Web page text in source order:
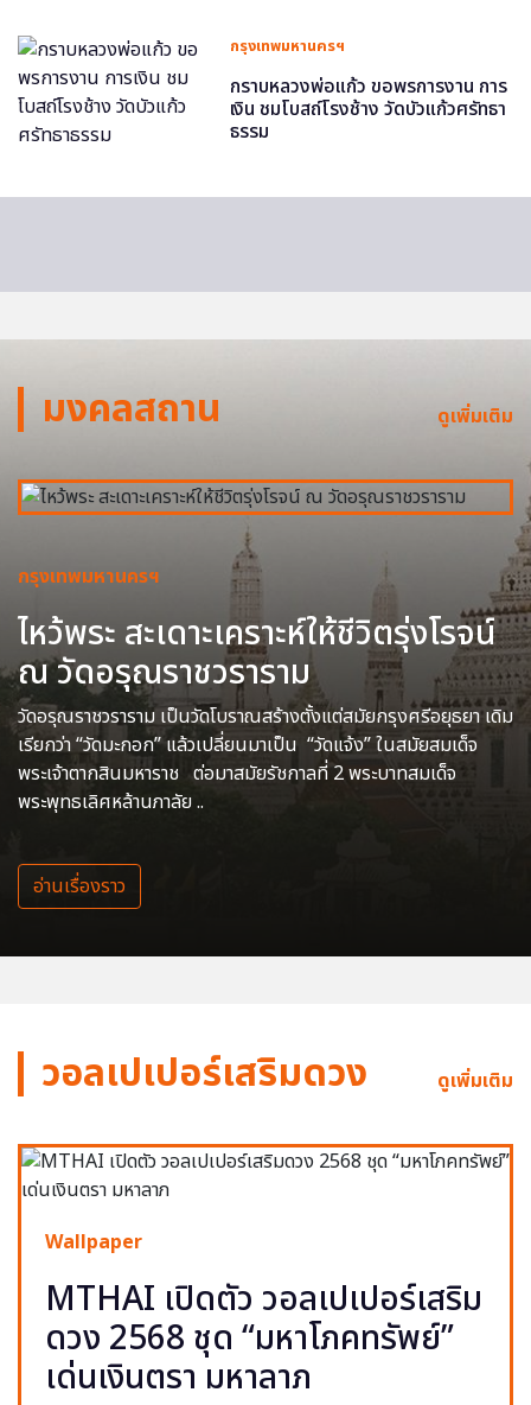
กรุงเทพมหานครฯ
กราบหลวงพ่อแก้ว ขอพรการงาน การ
เงิน ชมโบสถ์โรงช้าง วัดบัวแก้วศรัทธา
ธรรม
มงคลสถาน ดูเพิ่มเติม
กรุงเทพมหานครฯ
ไหว้พระ สะเดาะเคราะห์ให้ชีวิตรุ่งโรจน์
ณ วัดอรุณราชวราราม
วัดอรุณราชวราราม เป็นวัดโบราณสร้างตั้งแต่สมัยกรุงศรีอยุธยา เดิม
เรียกว่า “วัดมะกอก” แล้วเปลี่ยนมาเป็น “วัดแจ้ง” ในสมัยสมเด็จ
พระเจ้าตากสินมหาราช ต่อมาสมัยรัชกาลที่ 2 พระบาทสมเด็จ
พระพุทธเลิศหล้านภาลัย ..
อ่านเรื่องราว
วอลเปเปอร์เสริมดวง ดูเพิ่มเติม
Wallpaper
MTHAI เปิดตัว วอลเปเปอร์เสริม
ดวง 2568 ชุด “มหาโภคทรัพย์”
เด่นเงินตรา มหาลาภ